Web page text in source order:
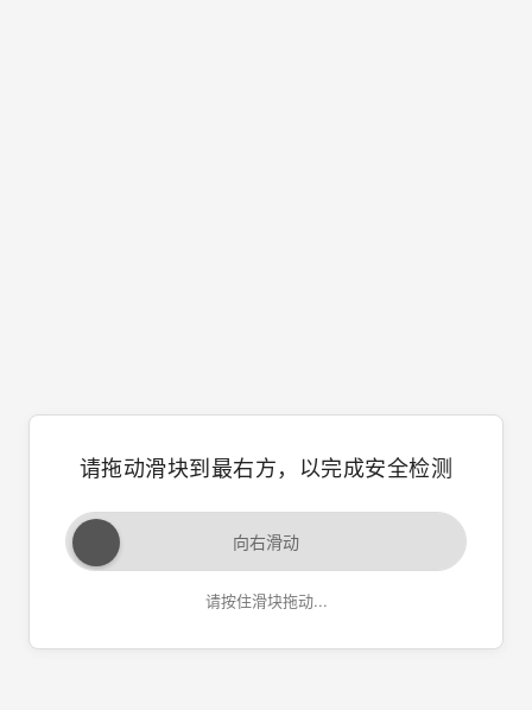
请拖动滑块到最右方，以完成安全检测
向右滑动
请按住滑块拖动...